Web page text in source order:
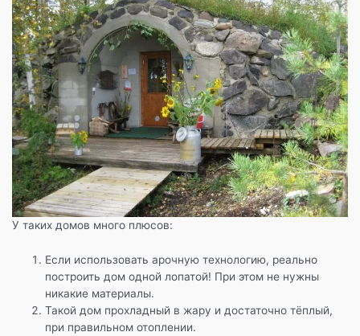
У таких домов много плюсов:
Если использовать арочную технологию, реально
построить дом одной лопатой! При этом не нужны
никакие материалы.
Такой дом прохладный в жару и достаточно тёплый,
при правильном отоплении.